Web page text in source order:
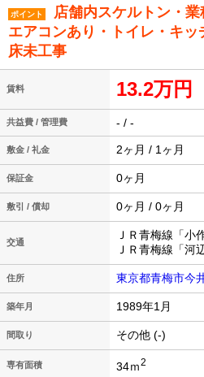
ポイント
店舗内スケルトン・業
エアコンあり・トイレ・キッ
床未工事
賃料 13.2万円
共益費 / 管理費 - / -
敷金 / 礼金 2ヶ月 / 1ヶ月
保証金 0ヶ月
敷引 / 償却 0ヶ月 / 0ヶ月
交通
ＪＲ青梅線「小
ＪＲ青梅線「河
住所 東京都青梅市今
築年月 1989年1月
間取り その他 (-)
専有面積 34ｍ2